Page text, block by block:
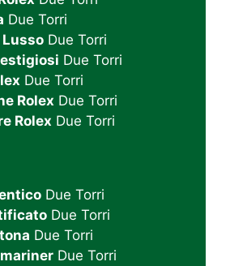
Due Torri
Lusso Due Torri
Due Torri
Due Torri
Rolex Due Torri
Rolex Due Torri
Due Torri
Due Torri
Due Torri
Due Torri